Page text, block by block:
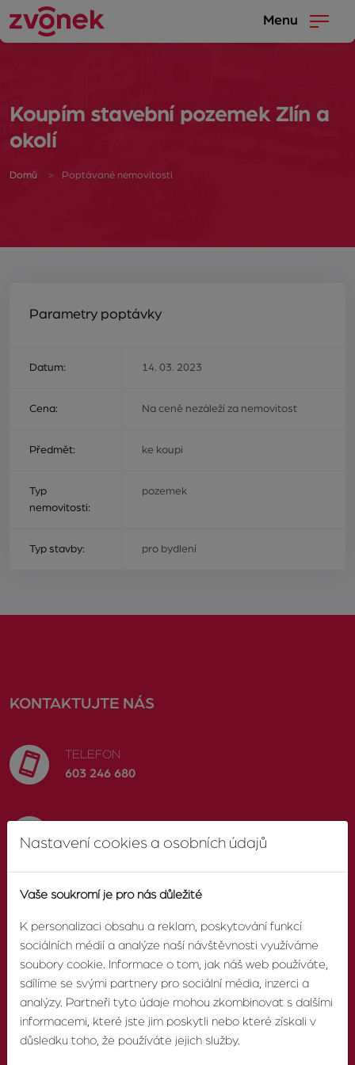
Menu
Koupím stavební pozemek Zlín a
okolí
Domů Poptávané nemovitosti
Parametry poptávky
Datum: 14. 03. 2023
Cena: Na ceně nezáleží za nemovitost
Předmět: ke koupi
Typ
nemovitosti:
pozemek
Typ stavby: pro bydlení
KONTAKTUJTE NÁS
TELEFON
603 246 680
info@zvonek.cz
SOCIÁLNÍ SÍTĚ
O AGENTUŘE
Nastavení cookies a osobních údajů
Vaše soukromí je pro nás důležité
K personalizaci obsahu a reklam, poskytování funkcí
sociálních médií a analýze naší návštěvnosti využíváme
soubory cookie. Informace o tom, jak náš web používáte,
sdílíme se svými partnery pro sociální média, inzerci a
analýzy. Partneři tyto údaje mohou zkombinovat s dalšími
informacemi, které jste jim poskytli nebo které získali v
důsledku toho, že používáte jejich služby.